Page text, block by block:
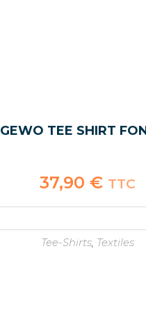
GEWO TEE SHIRT
37,90 € TTC
Tee-Shirts, Textiles